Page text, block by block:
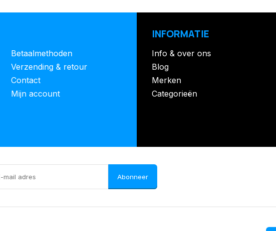
Betaalmethoden
Verzending & retour
Contact
Mijn account
INFORMATIE
Info & over ons
Blog
Merken
Categorieën
Abonneer